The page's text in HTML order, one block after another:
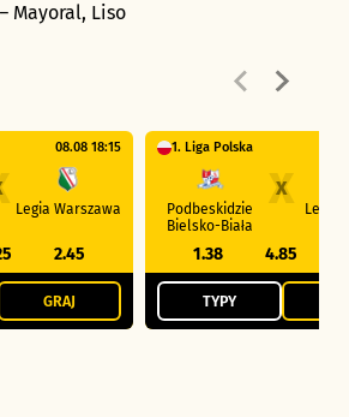
Mayoral, Liso
08.08 18:15
Legia Warszawa
2.45
GRAJ
1. Liga Polska
Podbeskidzie
Bielsko-Biała
X
Lechia
1.38 4.85
TYPY